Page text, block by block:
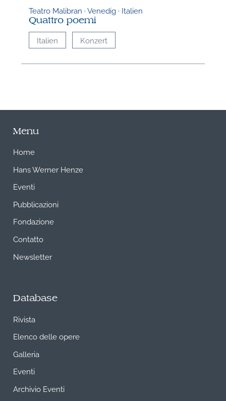
Teatro Malibran · Venedig · Italien
Quattro poemi
Italien Konzert
Menu
Home
Hans Werner Henze
Eventi
Pubblicazioni
Fondazione
Contatto
Newsletter
Database
Rivista
Elenco delle opere
Galleria
Eventi
Archivio Eventi